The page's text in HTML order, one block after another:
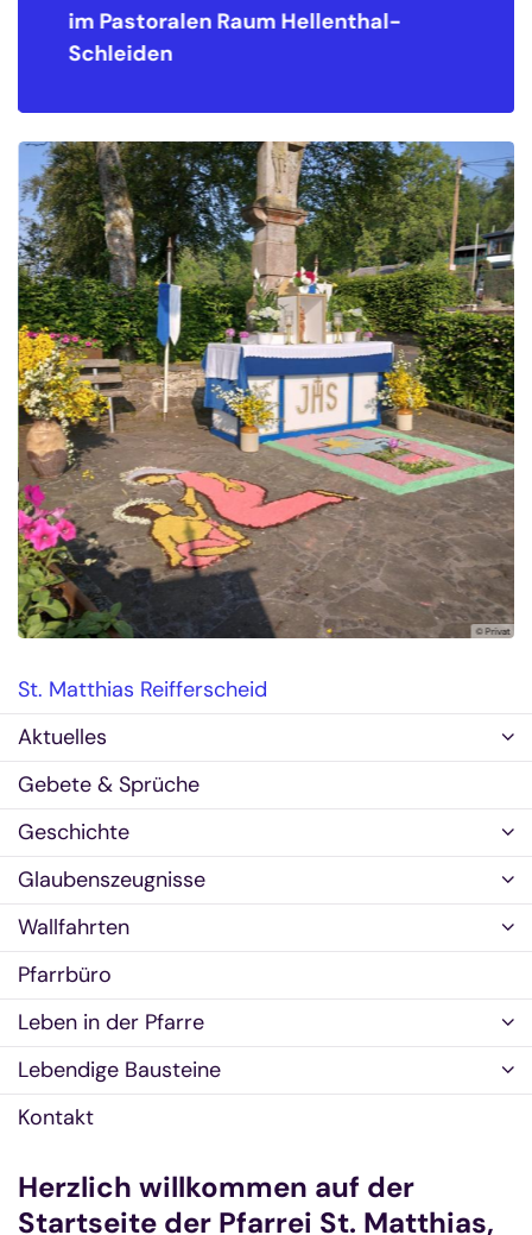
RaumHellenthal-
© Privat
St. Matthias Reifferscheid
Aktuelles
Gebete & Sprüche
Geschichte
Glaubenszeugnisse
Wallfahrten
Pfarrbüro
Leben in der Pfarre
Lebendige Bausteine
Kontakt
Herzlich willkommen auf der
Startseite der Pfarrei St. Matthias,